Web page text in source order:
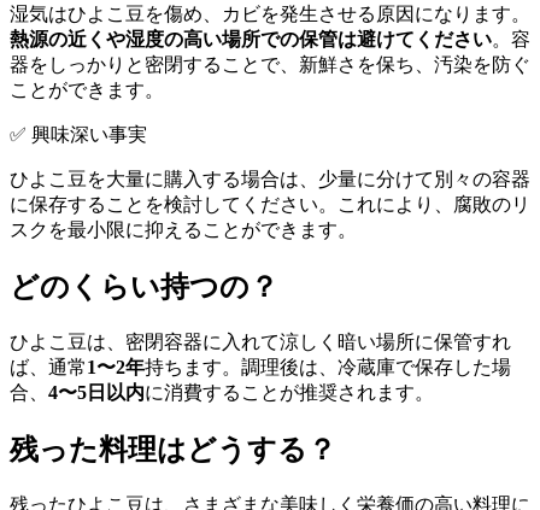
湿気はひよこ豆を傷め、カビを発生させる原因になります。
熱源の近くや湿度の高い場所での保管は避けてください。容
器をしっかりと密閉することで、新鮮さを保ち、汚染を防ぐ
ことができます。
✅ 興味深い事実
ひよこ豆を大量に購入する場合は、少量に分けて別々の容器
に保存することを検討してください。これにより、腐敗のリ
スクを最小限に抑えることができます。
どのくらい持つの？
ひよこ豆は、密閉容器に入れて涼しく暗い場所に保管すれ
ば、通常1〜2年持ちます。調理後は、冷蔵庫で保存した場
合、 4〜5日以内に消費することが推奨されます。
残った料理はどうする？
残ったひよこ豆は、さまざまな美味しく栄養価の高い料理に